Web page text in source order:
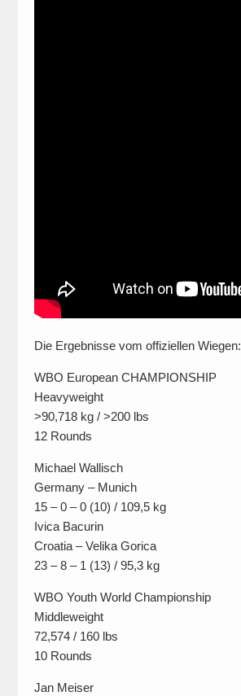
Die Ergebnisse vom offiziellen Wiegen:
WBO European CHAMPIONSHIP
Heavyweight
>90,718 kg / >200 lbs
12 Rounds
Michael Wallisch
Germany – Munich
15 – 0 – 0 (10) / 109,5 kg
Ivica Bacurin
Croatia – Velika Gorica
23 – 8 – 1 (13) / 95,3 kg
WBO Youth World Championship
Middleweight
72,574 / 160 lbs
10 Rounds
Jan Meiser